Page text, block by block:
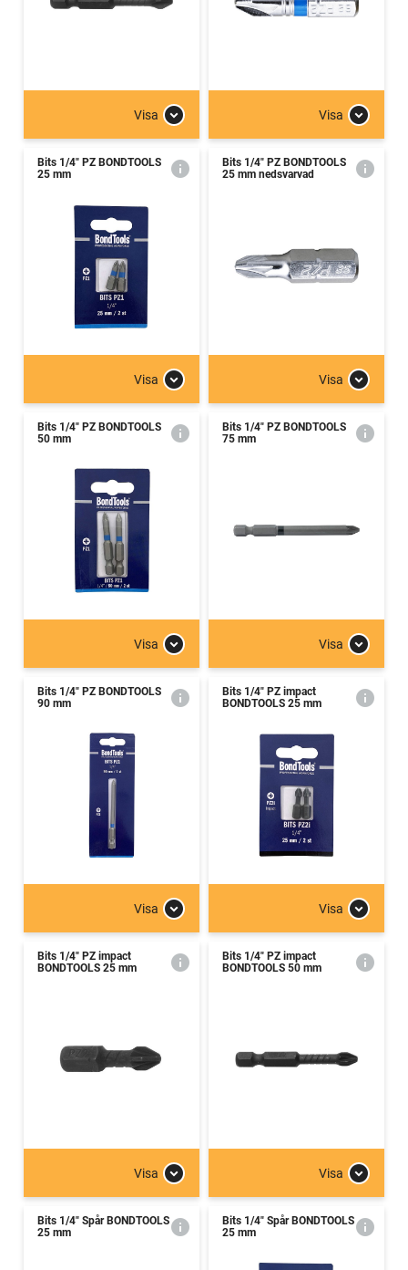
Visa Visa
Bits 1/4" PZ BONDTOOLS
25 mm
Visa
Bits 1/4" PZ BONDTOOLS
25 mm nedsvarvad
Visa
Bits 1/4" PZ BONDTOOLS
50 mm
Visa
Bits 1/4" PZ BONDTOOLS
75 mm
Visa
Bits 1/4" PZ BONDTOOLS
90 mm
Visa
Bits 1/4" PZ impact
BONDTOOLS 25 mm
Visa
Bits 1/4" PZ impact
BONDTOOLS 25 mm
Visa
Bits 1/4" PZ impact
BONDTOOLS 50 mm
Visa
Bits 1/4" Spår BONDTOOLS
25 mm
Bits 1/4" Spår BONDTOOLS
25 mm